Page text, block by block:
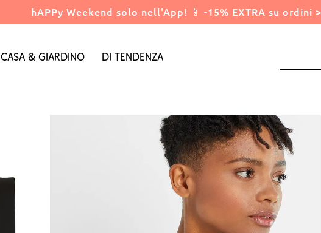
hAPPy Weekend solo nell'App! 📱 -15% EXTRA su ordini
Casa & Giardino Di tendenza